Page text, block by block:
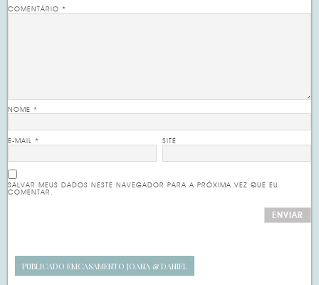
COMENTÁRIO*
NOME*
E-MAIL* SITE
SALVAR MEUS DADOS NESTE NAVEGADOR PARA A PRÓXIMA VEZ QUE EU
COMENTAR.
PUBLICADO EMCASAMENTO JOANA & DANIEL